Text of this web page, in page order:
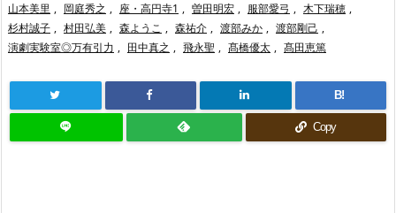
山本美里 , 岡庭秀之 , 座・高円寺1 , 曽田明宏 , 服部愛弓 , 木下瑞穂 ,
杉村誠子 , 村田弘美 , 森ようこ , 森祐介 , 渡部みか , 渡部剛己 ,
演劇実験室◎万有引力 , 田中真之 , 飛永聖 , 髙橋優太 , 髙田恵篤
B!
Copy